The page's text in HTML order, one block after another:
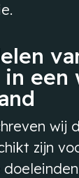
een
wij
zijn